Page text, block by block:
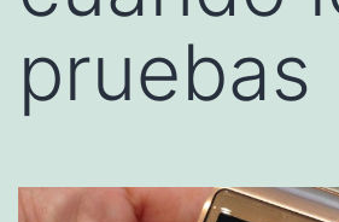
pruebas